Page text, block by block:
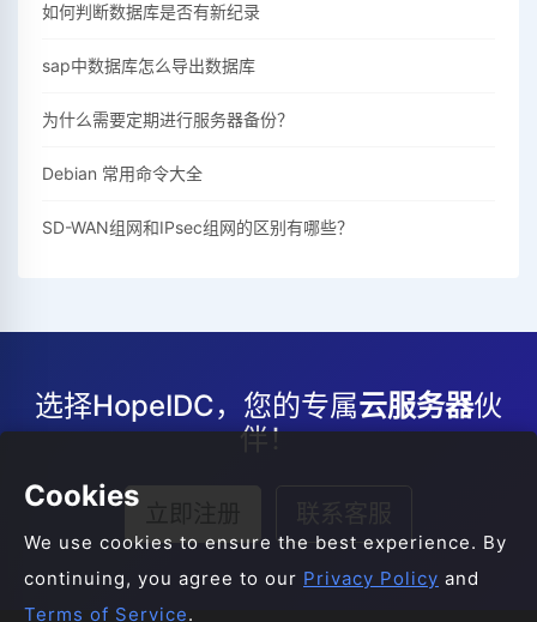
如何判断数据库是否有新纪录
sap中数据库怎么导出数据库
为什么需要定期进行服务器备份？
Debian 常用命令大全
SD-WAN组网和IPsec组网的区别有哪些？
选择HopeIDC，您的专属云服务器伙
伴！
Cookies
We use cookies to ensure the best experience. By
continuing, you agree to our Privacy Policy and
Terms of Service.